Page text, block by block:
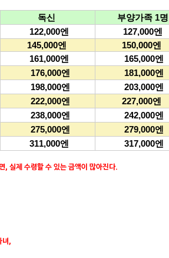
독신
부양가족 1
122,000엔
127,000엔
145,000엔
150,000엔
161,000엔
165,000엔
176,000엔
181,000엔
198,000엔
203,000엔
222,000엔
227,000엔
238,000엔
242,000엔
275,000엔
279,000엔
311,000엔 317,000엔
, 실제 수령할 수 있는 금액이 많아진다.
녀,